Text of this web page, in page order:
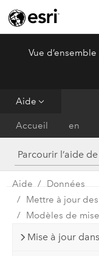
ArcGIS Pro
Vue d’ensemble
Aide
Accueil
en
main
Aide
Données
Mettre à jour
Modèles de
Mise à jour